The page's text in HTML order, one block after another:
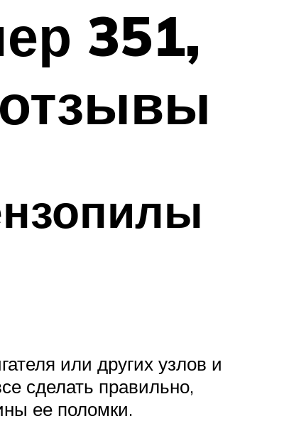
351,
или других узлов и
сделать правильно,
ее поломки.